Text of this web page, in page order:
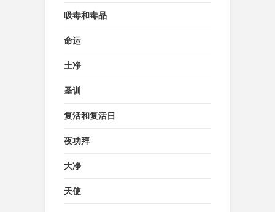
吸毒和毒品
命运
土净
圣训
复活和复活日
夜功拜
大净
天使